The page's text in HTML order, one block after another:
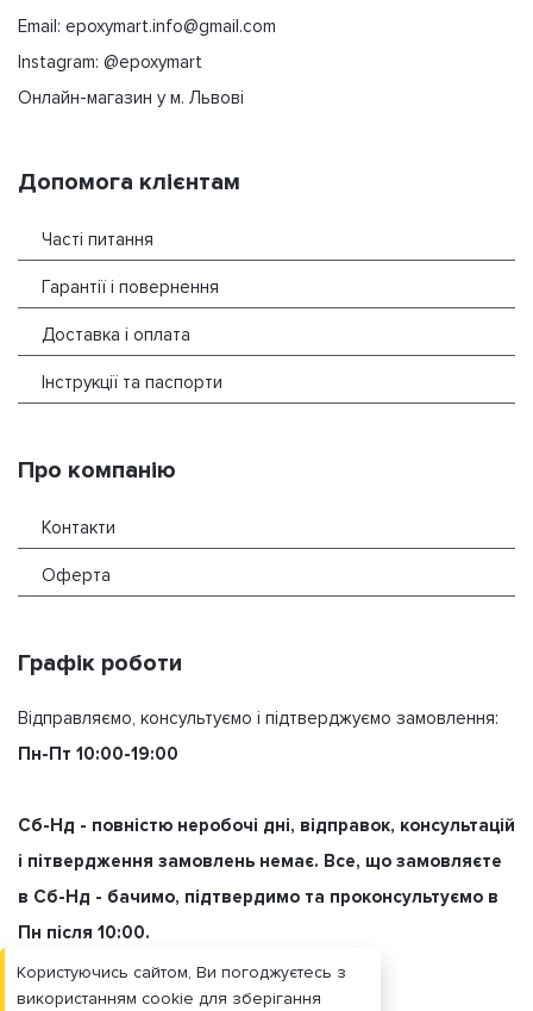
Email: epoxymart.info@gmail.com
Instagram: @epoxymart
Онлайн-магазин у м. Львові
Допомога клієнтам
Часті питання
Гарантії і повернення
Доставка і оплата
Інструкції та паспорти
Про компанію
Контакти
Оферта
Графік роботи
Відправляємо, консультуємо і підтверджуємо замовлення:
Пн-Пт 10:00-19:00
Сб-Нд - повністю неробочі дні, відправок, консультацій
і пітвердження замовлень немає. Все, що замовляєте
в Сб-Нд - бачимо, підтвердимо та проконсультуємо в
Пн після 10:00.
Користуючись сайтом, Ви погоджуєтесь з
використанням cookie для зберігання